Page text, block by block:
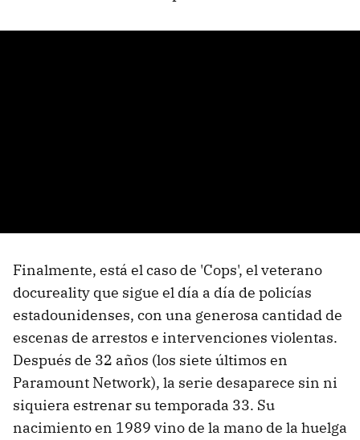
Finalmente, está el caso de 'Cops', el veterano
docureality que sigue el día a día de policías
estadounidenses, con una generosa cantidad de
escenas de arrestos e intervenciones violentas.
Después de 32 años (los siete últimos en
Paramount Network), la serie desaparece sin ni
siquiera estrenar su temporada 33. Su
nacimiento en 1989 vino de la mano de la huelga